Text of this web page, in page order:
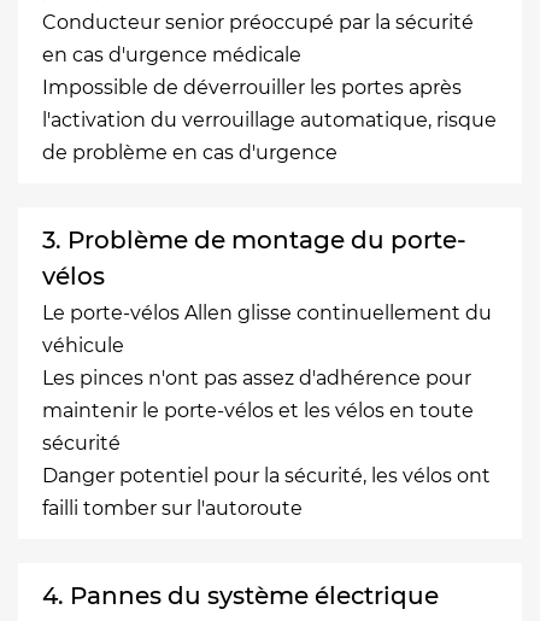
Conducteur senior préoccupé par la sécurité
en cas d'urgence médicale
Impossible de déverrouiller les portes après
l'activation du verrouillage automatique, risque
de problème en cas d'urgence
3. Problème de montage du porte-
vélos
Le porte-vélos Allen glisse continuellement du
véhicule
Les pinces n'ont pas assez d'adhérence pour
maintenir le porte-vélos et les vélos en toute
sécurité
Danger potentiel pour la sécurité, les vélos ont
failli tomber sur l'autoroute
4. Pannes du système électrique